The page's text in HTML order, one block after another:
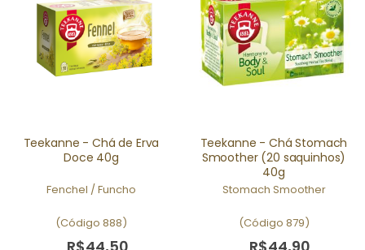
Teekanne - Chá de Erva
Doce 40g
Fenchel / Funcho
(Código 888)
Teekanne - Chá Stomach
Smoother (20 saquinhos)
40g
Stomach Smoother
(Código 879)